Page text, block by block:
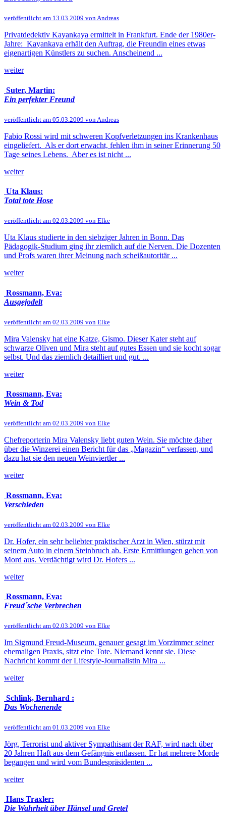
veröffentlicht am 13.03.2009 von Andreas
Privatdedektiv Kayankaya ermittelt in Frankfurt. Ende der 1980er-
Jahre: Kayankaya erhält den Auftrag, die Freundin eines etwas
eigenartigen Künstlers zu suchen. Anscheinend ...
weiter
Suter, Martin:
Ein perfekter Freund
veröffentlicht am 05.03.2009 von Andreas
Fabio Rossi wird mit schweren Kopfverletzungen ins Krankenhaus
eingeliefert. Als er dort erwacht, fehlen ihm in seiner Erinnerung 50
Tage seines Lebens. Aber es ist nicht ...
weiter
Uta Klaus:
Total tote Hose
veröffentlicht am 02.03.2009 von Elke
Uta Klaus studierte in den siebziger Jahren in Bonn. Das
Pädagogik-Studium ging ihr ziemlich auf die Nerven. Die Dozenten
und Profs waren ihrer Meinung nach scheißautoritär ...
weiter
Rossmann, Eva:
Ausgejodelt
veröffentlicht am 02.03.2009 von Elke
Mira Valensky hat eine Katze, Gismo. Dieser Kater steht auf
schwarze Oliven und Mira steht auf gutes Essen und sie kocht sogar
selbst. Und das ziemlich detailliert und gut. ...
weiter
Rossmann, Eva:
Wein & Tod
veröffentlicht am 02.03.2009 von Elke
Chefreporterin Mira Valensky liebt guten Wein. Sie möchte daher
über die Winzerei einen Bericht für das „Magazin“ verfassen, und
dazu hat sie den neuen Weinviertler ...
weiter
Rossmann, Eva:
Verschieden
veröffentlicht am 02.03.2009 von Elke
Dr. Hofer, ein sehr beliebter praktischer Arzt in Wien, stürzt mit
seinem Auto in einem Steinbruch ab. Erste Ermittlungen gehen von
Mord aus. Verdächtigt wird Dr. Hofers ...
weiter
Rossmann, Eva:
Freud´sche Verbrechen
veröffentlicht am 02.03.2009 von Elke
Im Sigmund Freud-Museum, genauer gesagt im Vorzimmer seiner
ehemaligen Praxis, sitzt eine Tote. Niemand kennt sie. Diese
Nachricht kommt der Lifestyle-Journalistin Mira ...
weiter
Schlink, Bernhard :
Das Wochenende
veröffentlicht am 01.03.2009 von Elke
Jörg, Terrorist und aktiver Sympathisant der RAF, wird nach über
20 Jahren Haft aus dem Gefängnis entlassen. Er hat mehrere Morde
begangen und wird vom Bundespräsidenten ...
weiter
Hans Traxler:
Die Wahrheit über Hänsel und Gretel